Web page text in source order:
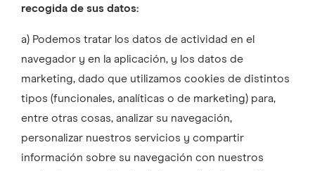
recogida de sus datos:
a) Podemos tratar los datos de actividad en el
navegador y en la aplicación, y los datos de
marketing, dado que utilizamos cookies de distintos
tipos (funcionales, analíticas o de marketing) para,
entre otras cosas, analizar su navegación,
personalizar nuestros servicios y compartir
información sobre su navegación con nuestros